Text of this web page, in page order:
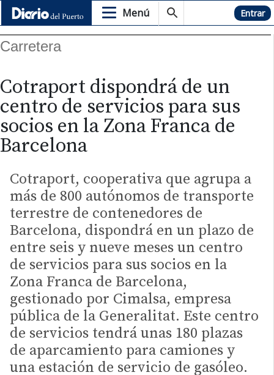
Menú Hemeroteca Entrar
Carretera
Cotraport dispondrá de un
centro de servicios para sus
socios en la Zona Franca de
Barcelona
Cotraport, cooperativa que agrupa a
más de 800 autónomos de transporte
terrestre de contenedores de
Barcelona, dispondrá en un plazo de
entre seis y nueve meses un centro
de servicios para sus socios en la
Zona Franca de Barcelona,
gestionado por Cimalsa, empresa
pública de la Generalitat. Este centro
de servicios tendrá unas 180 plazas
de aparcamiento para camiones y
una estación de servicio de gasóleo.